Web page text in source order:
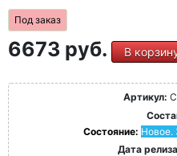
Под заказ
6673 руб. В
Артикул:
Состояние: Новое.
Дата